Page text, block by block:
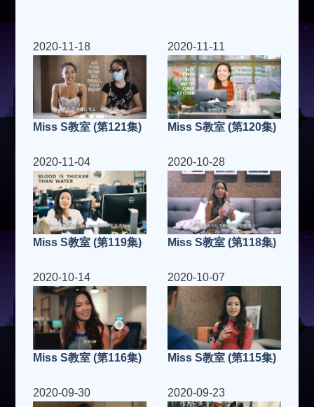
2020-11-18
Miss S教室 (第121集)
2020-11-11
Miss S教室 (第120集)
2020-11-04
Miss S教室 (第119集)
2020-10-28
Miss S教室 (第118集)
2020-10-14
Miss S教室 (第116集)
2020-10-07
Miss S教室 (第115集)
2020-09-30 2020-09-23